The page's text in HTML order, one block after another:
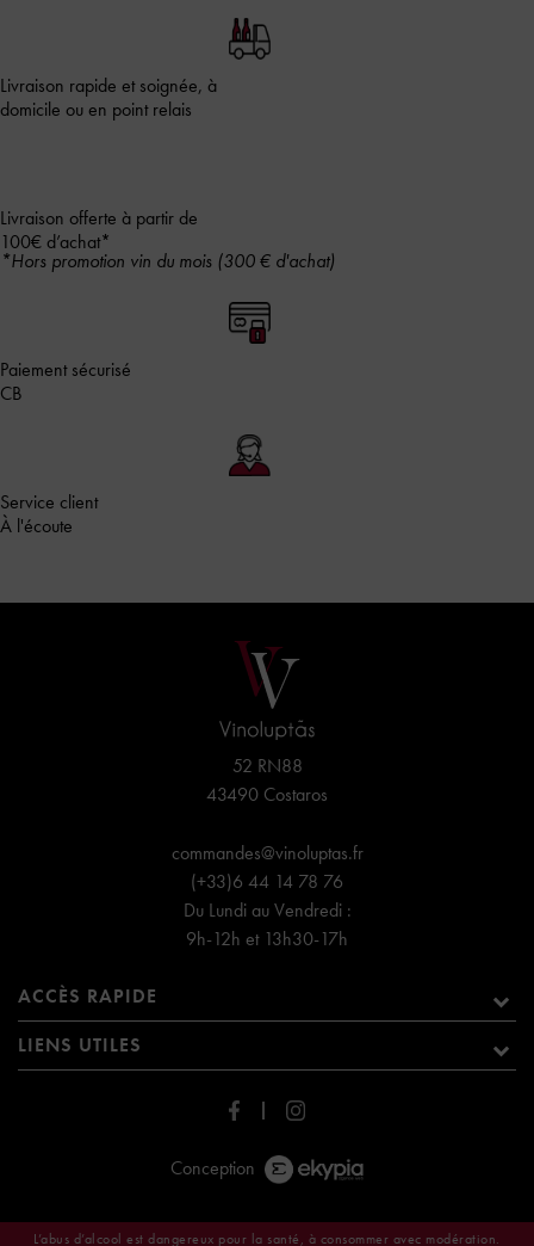
Livraison rapide et soignée, à
domicile ou en point relais
Livraison offerte à partir de
100€ d’achat*
*Hors promotion vin du mois (300 € d'achat)
Paiement sécurisé
CB
Service client
À l'écoute
52 RN88
43490 Costaros
commandes@vinoluptas.fr
(+33)6 44 14 78 76
Du Lundi au Vendredi :
9h-12h et 13h30-17h
ACCÈS RAPIDE
LIENS UTILES
Conception
L’abus d’alcool est dangereux pour la santé, à consommer avec modération.